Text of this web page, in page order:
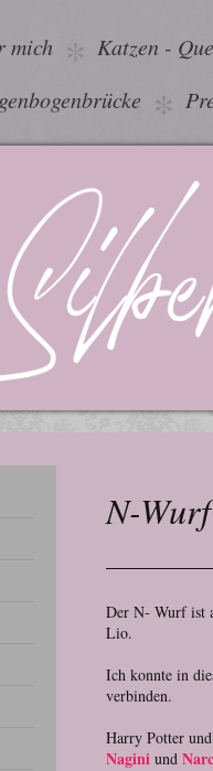
mich
Katzen -
N-Wurf
Der N- Wurf ist
Lio.
Ich konnte in
verbinden.
Harry Potter
Nagini und